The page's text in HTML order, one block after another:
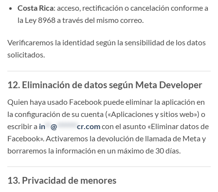
Costa Rica: acceso, rectificación o cancelación conforme a
la Ley 8968 a través del mismo correo.
Verificaremos la identidad según la sensibilidad de los datos
solicitados.
12. Eliminación de datos según Meta Developer
Quien haya usado Facebook puede eliminar la aplicación en
la configuración de su cuenta («Aplicaciones y sitios web») o
escribir a in** @ cr.comcon el asunto «Eliminar datos de
Facebook». Activaremos la devolución de llamada de Meta y
borraremos la información en un máximo de 30 días.
13. Privacidad de menores